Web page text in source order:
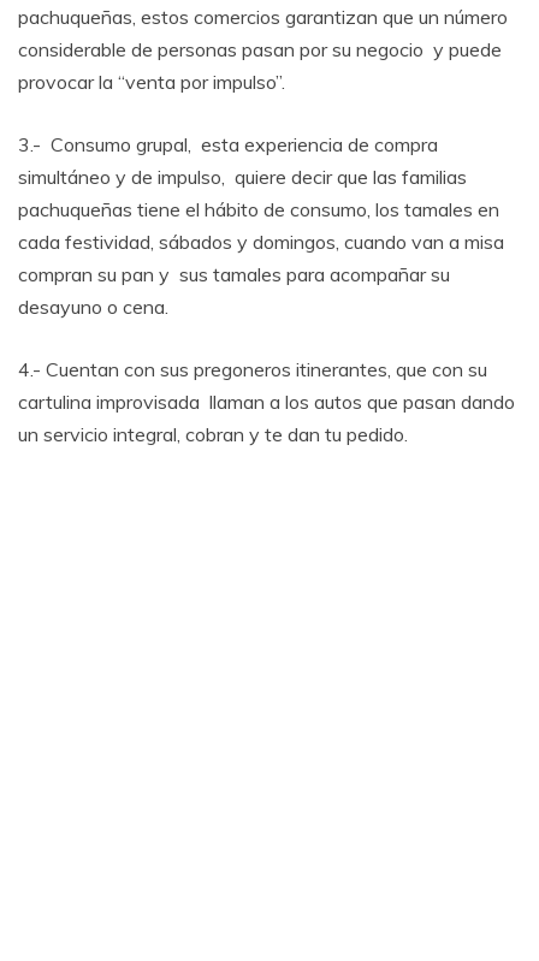
pachuqueñas, estos comercios garantizan que un número
considerable de personas pasan por su negocio y puede
provocar la “venta por impulso”.
3.- Consumo grupal, esta experiencia de compra
simultáneo y de impulso, quiere decir que las familias
pachuqueñas tiene el hábito de consumo, los tamales en
cada festividad, sábados y domingos, cuando van a misa
compran su pan y sus tamales para acompañar su
desayuno o cena.
4.- Cuentan con sus pregoneros itinerantes, que con su
cartulina improvisada llaman a los autos que pasan dando
un servicio integral, cobran y te dan tu pedido.